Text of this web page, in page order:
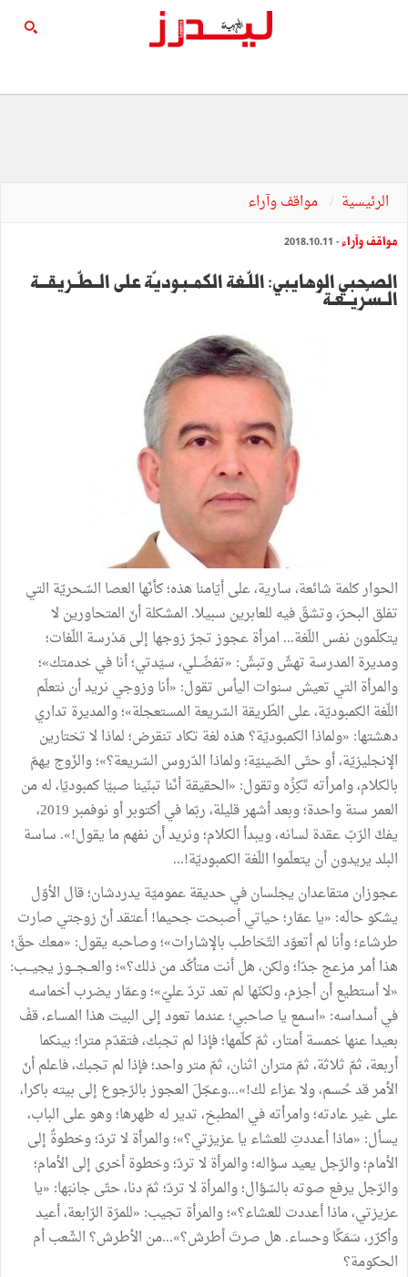
الرئيسية مواقف وآراء
مواقف وآراء- 2018.10.11
الصحبي الوهايبي: اللّـغة الكمــبـوديّة على الــطّــريقـــة
الــسّريــعـة
الحوار كلمة شائعة، سارية، على أيّامنا هذه؛ كأنّها العصا السّحريّة التي
تفلق البحرَ، وتشقّ فيه للعابرين سبيلا. المشكلة أنّ المتحاورين لا
يتكلّمون نفس اللّغة... امرأة عجوز تجرّ زوجها إلى مَدْرسة اللّغات؛
ومديرة المدرسة تهشّ وتبشّ: «تفضّــلي، سيّدتي؛ أنا في خدمتك»؛
والمرأة التي تعيش سنوات اليأس تقول: «أنا وزوجي نريد أن نتعلّم
اللّغة الكمبوديّة، على الطّريقة السّريعة المستعجلة»؛ والمديرة تداري
دهشتها: «ولماذا الكمبوديّة؟ هذه لغة تكاد تنقرض؛ لماذا لا تختارين
الإنجليزيّة، أو حتّى الصّينيّة؛ ولماذا الدّروس السّريعة؟»؛ والزّوج يهمّ
بالكلام، وامرأته تَكِزُه وتقول: «الحقيقة أنّنا تبنّينا صبيّا كمبوديّا، له من
العمر سنة واحدة؛ وبعد أشهر قليلة، ربّما في أكتوبر أو نوفمبر 2019،
يفكّ الرّبّ عقدة لسانه، ويبدأ الكلام؛ ونريد أن نفهم ما يقول!». ساسة
البلد يريدون أن يتعلّموا اللّغة الكمبوديّة!...
عجوزان متقاعدان يجلسان في حديقة عموميّة يدردشان؛ قال الأوّل
يشكو حالَه: «يا عمّار؛ حياتي أصبحت جحيما! أعتقد أنّ زوجتي صارت
طرشاء؛ وأنا لم أتعوّد التّخاطب بالإشارات»؛ وصاحبه يقول: «معك حقّ؛
هذا أمر مزعج جدّا؛ ولكن، هل أنت متأكّد من ذلك؟»؛ والعــجـــوز يجيـــب:
«لا أستطيع أن أجزم، ولكنّها لم تعد تردّ عليّ»؛ وعمّار يضرب أخماسه
في أسداسه: «اسمع يا صاحبي؛ عندما تعود إلى البيت هذا المساء، قفْ
بعيدا عنها خمسة أمتار، ثمّ كلّمها؛ فإذا لم تجبك، فتقدّم مترا؛ بينكما
أربعة، ثمّ ثلاثة، ثمّ متران اثنان، ثمّ متر واحد؛ فإذا لم تجبك، فاعلم أنّ
الأمر قد حُسم، ولا عزاء لك!»...وعجّلَ العجوز بالرّجوع إلى بيته باكرا،
على غير عادته؛ وامرأته في المطبخ، تدير له ظهرها؛ وهو على الباب،
يسأل: «ماذا أعددتِ للعشاء يا عزيزتي؟»؛ والمرأة لا تردّ؛ وخطوةٌ إلى
الأمام؛ والرّجل يعيد سؤاله؛ والمرأة لا تردّ؛ وخطوة أخرى إلى الأمام؛
والرّجل يرفع صوته بالسّؤال؛ والمرأة لا تردّ؛ ثمّ دنا، حتّى جانبَها: «يا
عزيزتي، ماذا أعددت للعشاء؟»؛ والمرأة تجيب: «للمرّة الرّابعة، أعيد
وأكرّر، سَمَكًا وحساء. هل صرتَ أطرش؟»...من الأطرش؟ الشّعب أم
الحكومة؟